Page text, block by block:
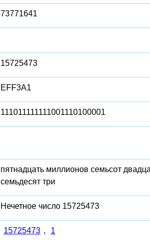
73771641
15725473
EFF3A1
111011111111001110100001
пятнадцать миллионов семьсот
семьдесят три
Нечетное число 15725473
15725473 , 1